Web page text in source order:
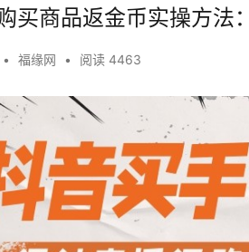
买商品返金币实操方法
• 福缘网 • 阅读 4463